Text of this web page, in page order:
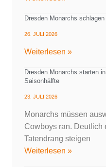
Dresden Monarchs
26. JULI 2026
Weiterlesen »
Dresden Monarchs starten
Saisonhälfte
23. JULI 2026
Monarchs müssen
Cowboys ran. Deutlich
Tatendrang steigen
Weiterlesen »